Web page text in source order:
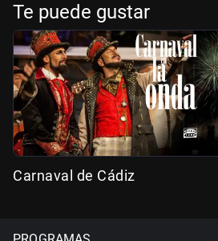
Te puede gustar
Carnaval de Cádiz